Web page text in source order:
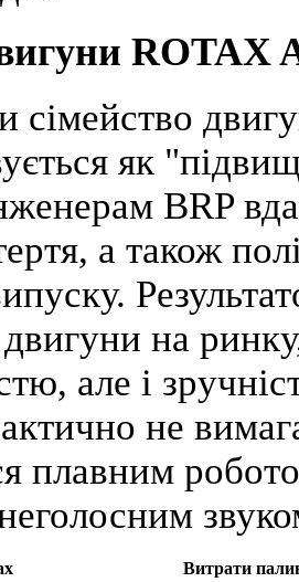
сімейство
як
BRP
а також
на
але і
не
плавним
Витрати